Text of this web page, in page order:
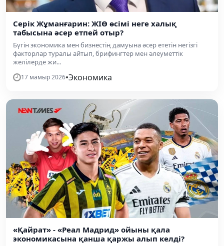
Серік Жұманғарин: ЖІӨ өсімі неге халық
табысына әсер етпей отыр?
Бүгін экономика мен бизнестің дамуына әсер ететін негізгі
факторлар туралы айтып, брифингтер мен әлеуметтік
желілерде жи...
17 мамыр 2026•Экономика
«Қайрат» - «Реал Мадрид» ойыны қала
экономикасына қанша қаржы алып келді?